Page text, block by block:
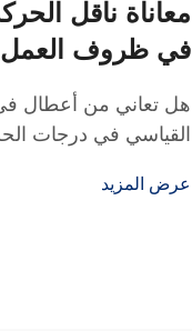
معاناة ناقل
في ظروف العمل
هل تعاني من أعطال
القياسي في درجات
بفضل 20 عامًا منعرض المزيد